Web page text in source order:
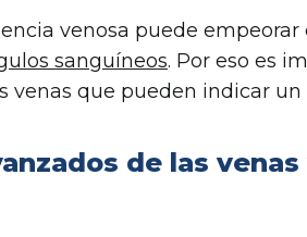
venosa puede
sanguíneos. Por eso es
venas que pueden indicar
de las